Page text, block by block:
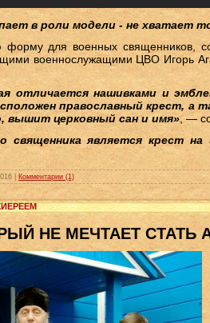
в роли модели - не хватает
форму для военных священников,
военнослужащими ЦВО Игорь
отличается нашивками и
православный крест, а
вышит церковный сан и имя», —
священника является крест
Комментарии (1)
НЕ МЕЧТАЕТ СТАТЬ